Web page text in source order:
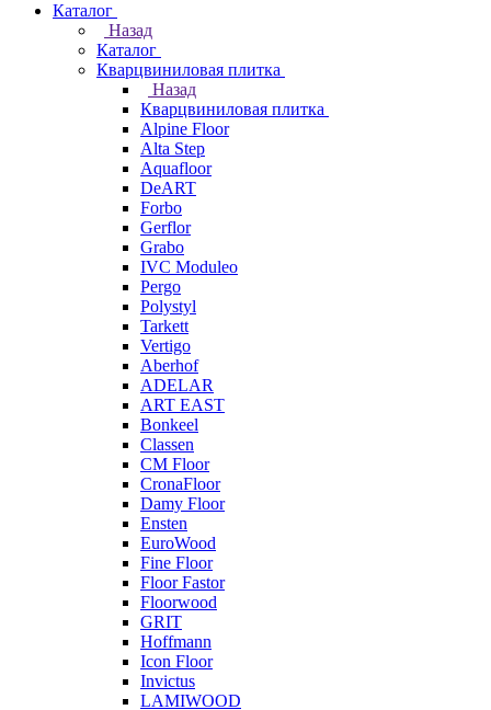
Каталог
Назад
Каталог
Кварцвиниловая плитка
Назад
Кварцвиниловая плитка
Alpine Floor
Alta Step
Aquafloor
DeART
Forbo
Gerflor
Grabo
IVC Moduleo
Pergo
Polystyl
Tarkett
Vertigo
Aberhof
ADELAR
ART EAST
Bonkeel
Classen
CM Floor
CronaFloor
Damy Floor
Ensten
EuroWood
Fine Floor
Floor Fastor
Floorwood
GRIT
Hoffmann
Icon Floor
Invictus
LAMIWOOD